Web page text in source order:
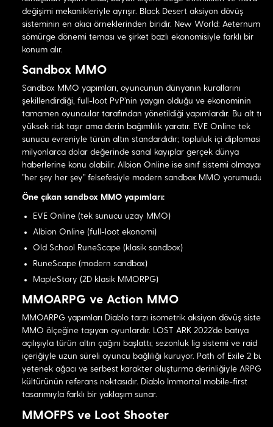
değişimi mekanikleriyle ayrışır. Black Desert aksiyon dövüş
sisteminin en akıcı örneklerinden biridir. New World: Aeternum
sömürge dönemi teması ve şirket bazlı ekonomisiyle farklı bir
konum alır.
Sandbox MMO
Sandbox MMO yapımları, oyuncunun dünyanın kurallarını
şekillendirdiği, full-loot PvP'nin yaygın olduğu ve ekonominin
tamamen oyuncular tarafından yönetildiği yapımlardır. Bu alt tür
yüksek risk taşır ama derin bağımlılık yaratır. EVE Online tek
sunucu evreniyle türün altın standardıdır; topluluk içi diplomasi ve
milyonlarca dolar değerinde sanal kayıplar gerçek dünya
haberlerine konu olabilir. Albion Online ise sınıf sistemi olmayan,
"her şey her şey" felsefesiyle modern sandbox MMO yorumudur.
Öne çıkan sandbox MMO yapımları:
EVE Online (tek sunucu uzay MMO)
Albion Online (full-loot ekonomi)
Old School RuneScape (klasik sandbox)
RuneScape (modern sandbox)
MapleStory (2D klasik MMORPG)
MMOARPG ve Action MMO
MMOARPG yapımları Diablo tarzı isometrik aksiyon dövüş
MMO ölçeğine taşıyan oyunlardır. LOST ARK 2022'de batıya
açılışıyla türün altın çağını başlattı; sezonluk lig sistemi ve raid
içeriğiyle uzun süreli oyuncu bağlılığı kuruyor. Path of Exile 2
yetenek ağacı ve serbest karakter oluşturma derinliğiyle ARPG
kültürünün referans noktasıdır. Diablo Immortal mobile-first
tasarımıyla farklı bir yaklaşım sunar.
MMOFPS ve Loot Shooter